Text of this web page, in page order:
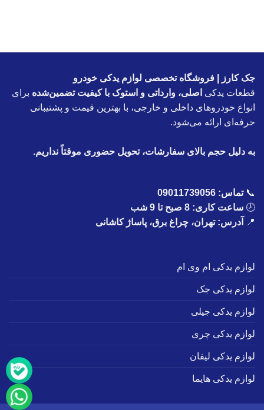
جک کارز | فروشگاه تخصصی لوازم یدکی خودرو
قطعات یدکی اصلی، وارداتی و استوک با کیفیت تضمین‌شده برای
انواع خودروهای داخلی و خارجی، با بهترین قیمت و پشتیبانی
حرفه‌ای ارائه می‌شود.
به دلیل حجم بالای سفارشات، تحویل حضوری موقتاً نداریم.
📞تماس: 09011739056
🕗 ساعت کاری: 8 صبح تا 9 شب
📍
آدرس: تهران، چراغ برق، پاساژ کاشانی
لوازم یدکی ام وی ام
لوازم یدکی جک
لوازم یدکی جیلی
لوازم یدکی چری
لوازم یدکی لیفان
لوازم یدکی هایما